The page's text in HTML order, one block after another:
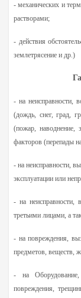
- механических и
растворами;
- действия
землетрясение и др.)
- на неисправности,
(дождь, снег, град,
(пожар, наводнение,
факторов (перепады
- на неисправности,
эксплуатации или
- на неисправности,
третьими лицами, а
- на повреждения,
предметов, веществ,
- на
повреждения,